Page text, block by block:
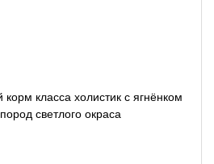
класса холистик с ягнёнком
светлого окраса